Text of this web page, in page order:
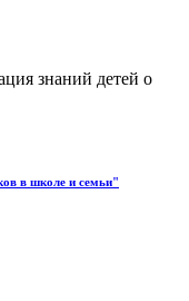
знаний детей о
в школе и семьи"